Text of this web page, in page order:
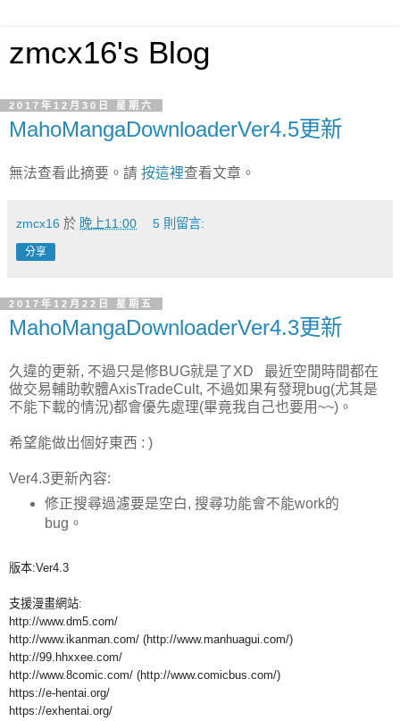
zmcx16's Blog
2017年12月30日 星期六
MahoMangaDownloaderVer4.5更新
無法查看此摘要。請 按這裡查看文章。
zmcx16 於 晚上11:00 5 則留言:
分享
2017年12月22日 星期五
MahoMangaDownloaderVer4.3更新
久違的更新, 不過只是修BUG就是了XD 最近空閒時間都在
做交易輔助軟體AxisTradeCult, 不過如果有發現bug(尤其是
不能下載的情況)都會優先處理(畢竟我自己也要用~~)。
希望能做出個好東西 : )
Ver4.3更新內容:
修正搜尋過濾要是空白, 搜尋功能會不能work的
bug。
版本:Ver4.3
支援漫畫網站:
http://www.dm5.com/
http://www.ikanman.com/ (http://www.manhuagui.com/)
http://99.hhxxee.com/
http://www.8comic.com/ (http://www.comicbus.com/)
https://e-hentai.org/
https://exhentai.org/